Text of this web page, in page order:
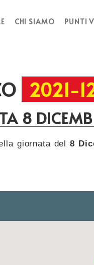
CHI SIAMO PUNTI
2021-
8
giornata del8